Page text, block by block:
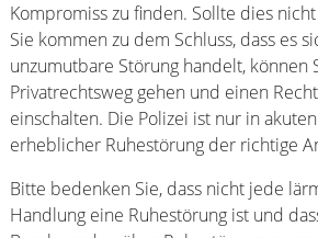
Kompromiss zu finden. Sollte dies
Sie kommen zu dem Schluss, dass es
unzumutbare Störung handelt, können
Privatrechtsweg gehen und einen
einschalten. Die Polizei ist nur in
erheblicher Ruhestörung der richtige
Bitte bedenken Sie, dass nicht jede
Handlung eine Ruhestörung ist und